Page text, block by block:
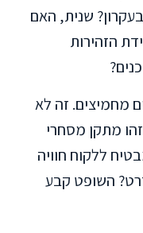
שנית, האם
הזהירות
מחמיצים. זה לא
מתקן מסחרי
ללקוח חוויה
השופט קבע